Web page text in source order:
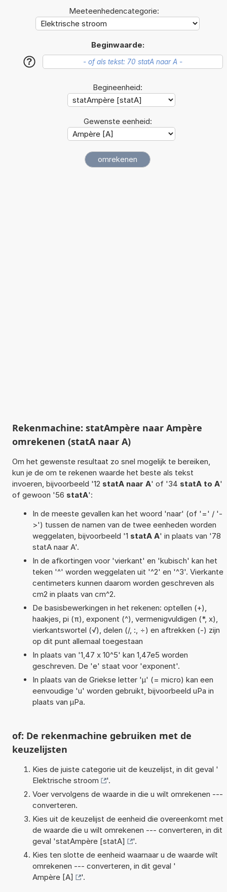
Meeteenhedencategorie:
Beginwaarde:
?
Begineenheid:
Gewenste eenheid:
Rekenmachine: statAmpère naar Ampère
omrekenen (statA naar A)
Om het gewenste resultaat zo snel mogelijk te bereiken,
kun je de om te rekenen waarde het beste als tekst
invoeren, bijvoorbeeld '12 statA naar A' of '34 statA to A'
of gewoon '56 statA':
In de meeste gevallen kan het woord 'naar' (of '=' / '-
>') tussen de namen van de twee eenheden worden
weggelaten, bijvoorbeeld '1 statA A' in plaats van '78
statA naar A'.
In de afkortingen voor 'vierkant' en 'kubisch' kan het
teken '^' worden weggelaten uit '^2' en '^3'. Vierkante
centimeters kunnen daarom worden geschreven als
cm2 in plaats van cm^2.
De basisbewerkingen in het rekenen: optellen (+),
haakjes, pi (π), exponent (^), vermenigvuldigen (*, x),
vierkantswortel (√), delen (/, :, ÷) en aftrekken (-) zijn
op dit punt allemaal toegestaan
In plaats van '1,47 x 10^5' kan 1,47e5 worden
geschreven. De 'e' staat voor 'exponent'.
In plaats van de Griekse letter 'µ' (= micro) kan een
eenvoudige 'u' worden gebruikt, bijvoorbeeld uPa in
plaats van µPa.
of: De rekenmachine gebruiken met de
keuzelijsten
Kies de juiste categorie uit de keuzelijst, in dit geval '
Elektrische stroom
'.
Voer vervolgens de waarde in die u wilt omrekenen ---
converteren.
Kies uit de keuzelijst de eenheid die overeenkomt met
de waarde die u wilt omrekenen --- converteren, in dit
geval 'statAmpère [statA]
'.
Kies ten slotte de eenheid waarnaar u de waarde wilt
omrekenen --- converteren, in dit geval '
Ampère [A]
'.